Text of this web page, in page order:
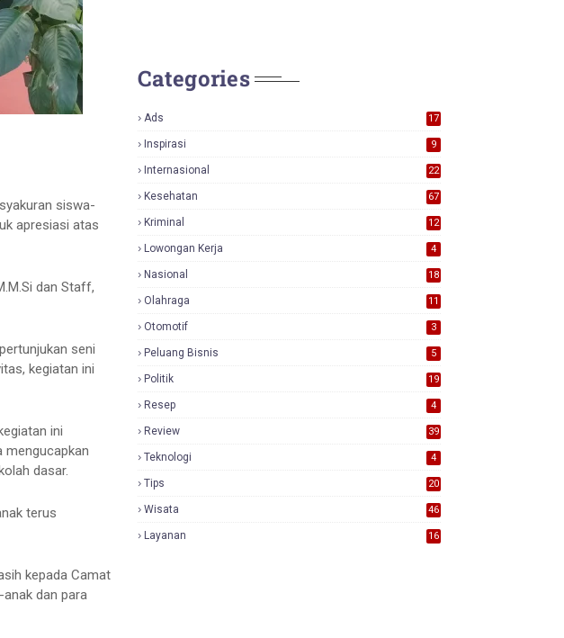
siswa-
apresiasi atas
dan Staff,
seni
kegiatan ini
ini
mengucapkan
dasar.
terus
kepada Camat
dan para
Categories
Ads
17
Inspirasi 9
Internasional 22
Kesehatan 67
Kriminal 12
Lowongan Kerja 4
Nasional
18
Olahraga 11
Otomotif 3
Peluang Bisnis 5
Politik 19
Resep 4
Review
39
Teknologi 4
Tips 20
Wisata 46
Layanan 16